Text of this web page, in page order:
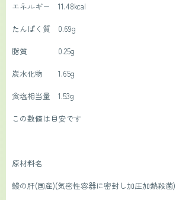
エネルギー　11.48kcal
たんぱく質　0.69g
脂質　　　　0.25g
炭水化物　　1.65g
食塩相当量　1.53g
この数値は目安です
原材料名
鰻の肝(国産)(気密性容器に密封し加圧加熱殺菌)